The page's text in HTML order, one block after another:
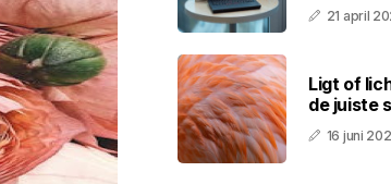
21 april
Ligt of
de juiste
16 juni